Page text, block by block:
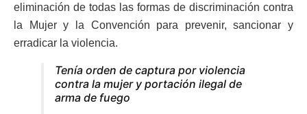
eliminación de todas las formas de discriminación contra
la Mujer y la Convención para prevenir, sancionar y
erradicar la violencia.
Tenía orden de captura por violencia
contra la mujer y portación ilegal de
arma de fuego